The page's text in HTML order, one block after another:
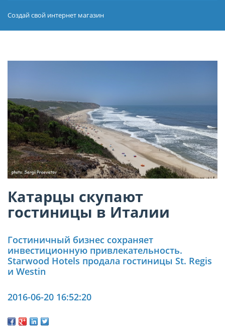
Создай свой интернет магазин
Катарцы скупают
гостиницы в Италии
Гостиничный бизнес сохраняет
инвестиционную привлекательность.
Starwood Hotels продала гостиницы St. Regis
и Westin
2016-06-20 16:52:20